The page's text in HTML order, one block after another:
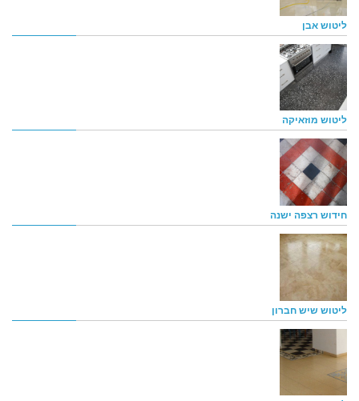
ליטוש אבן
ליטוש מוזאיקה
חידוש רצפה ישנה
ליטוש שיש חברון